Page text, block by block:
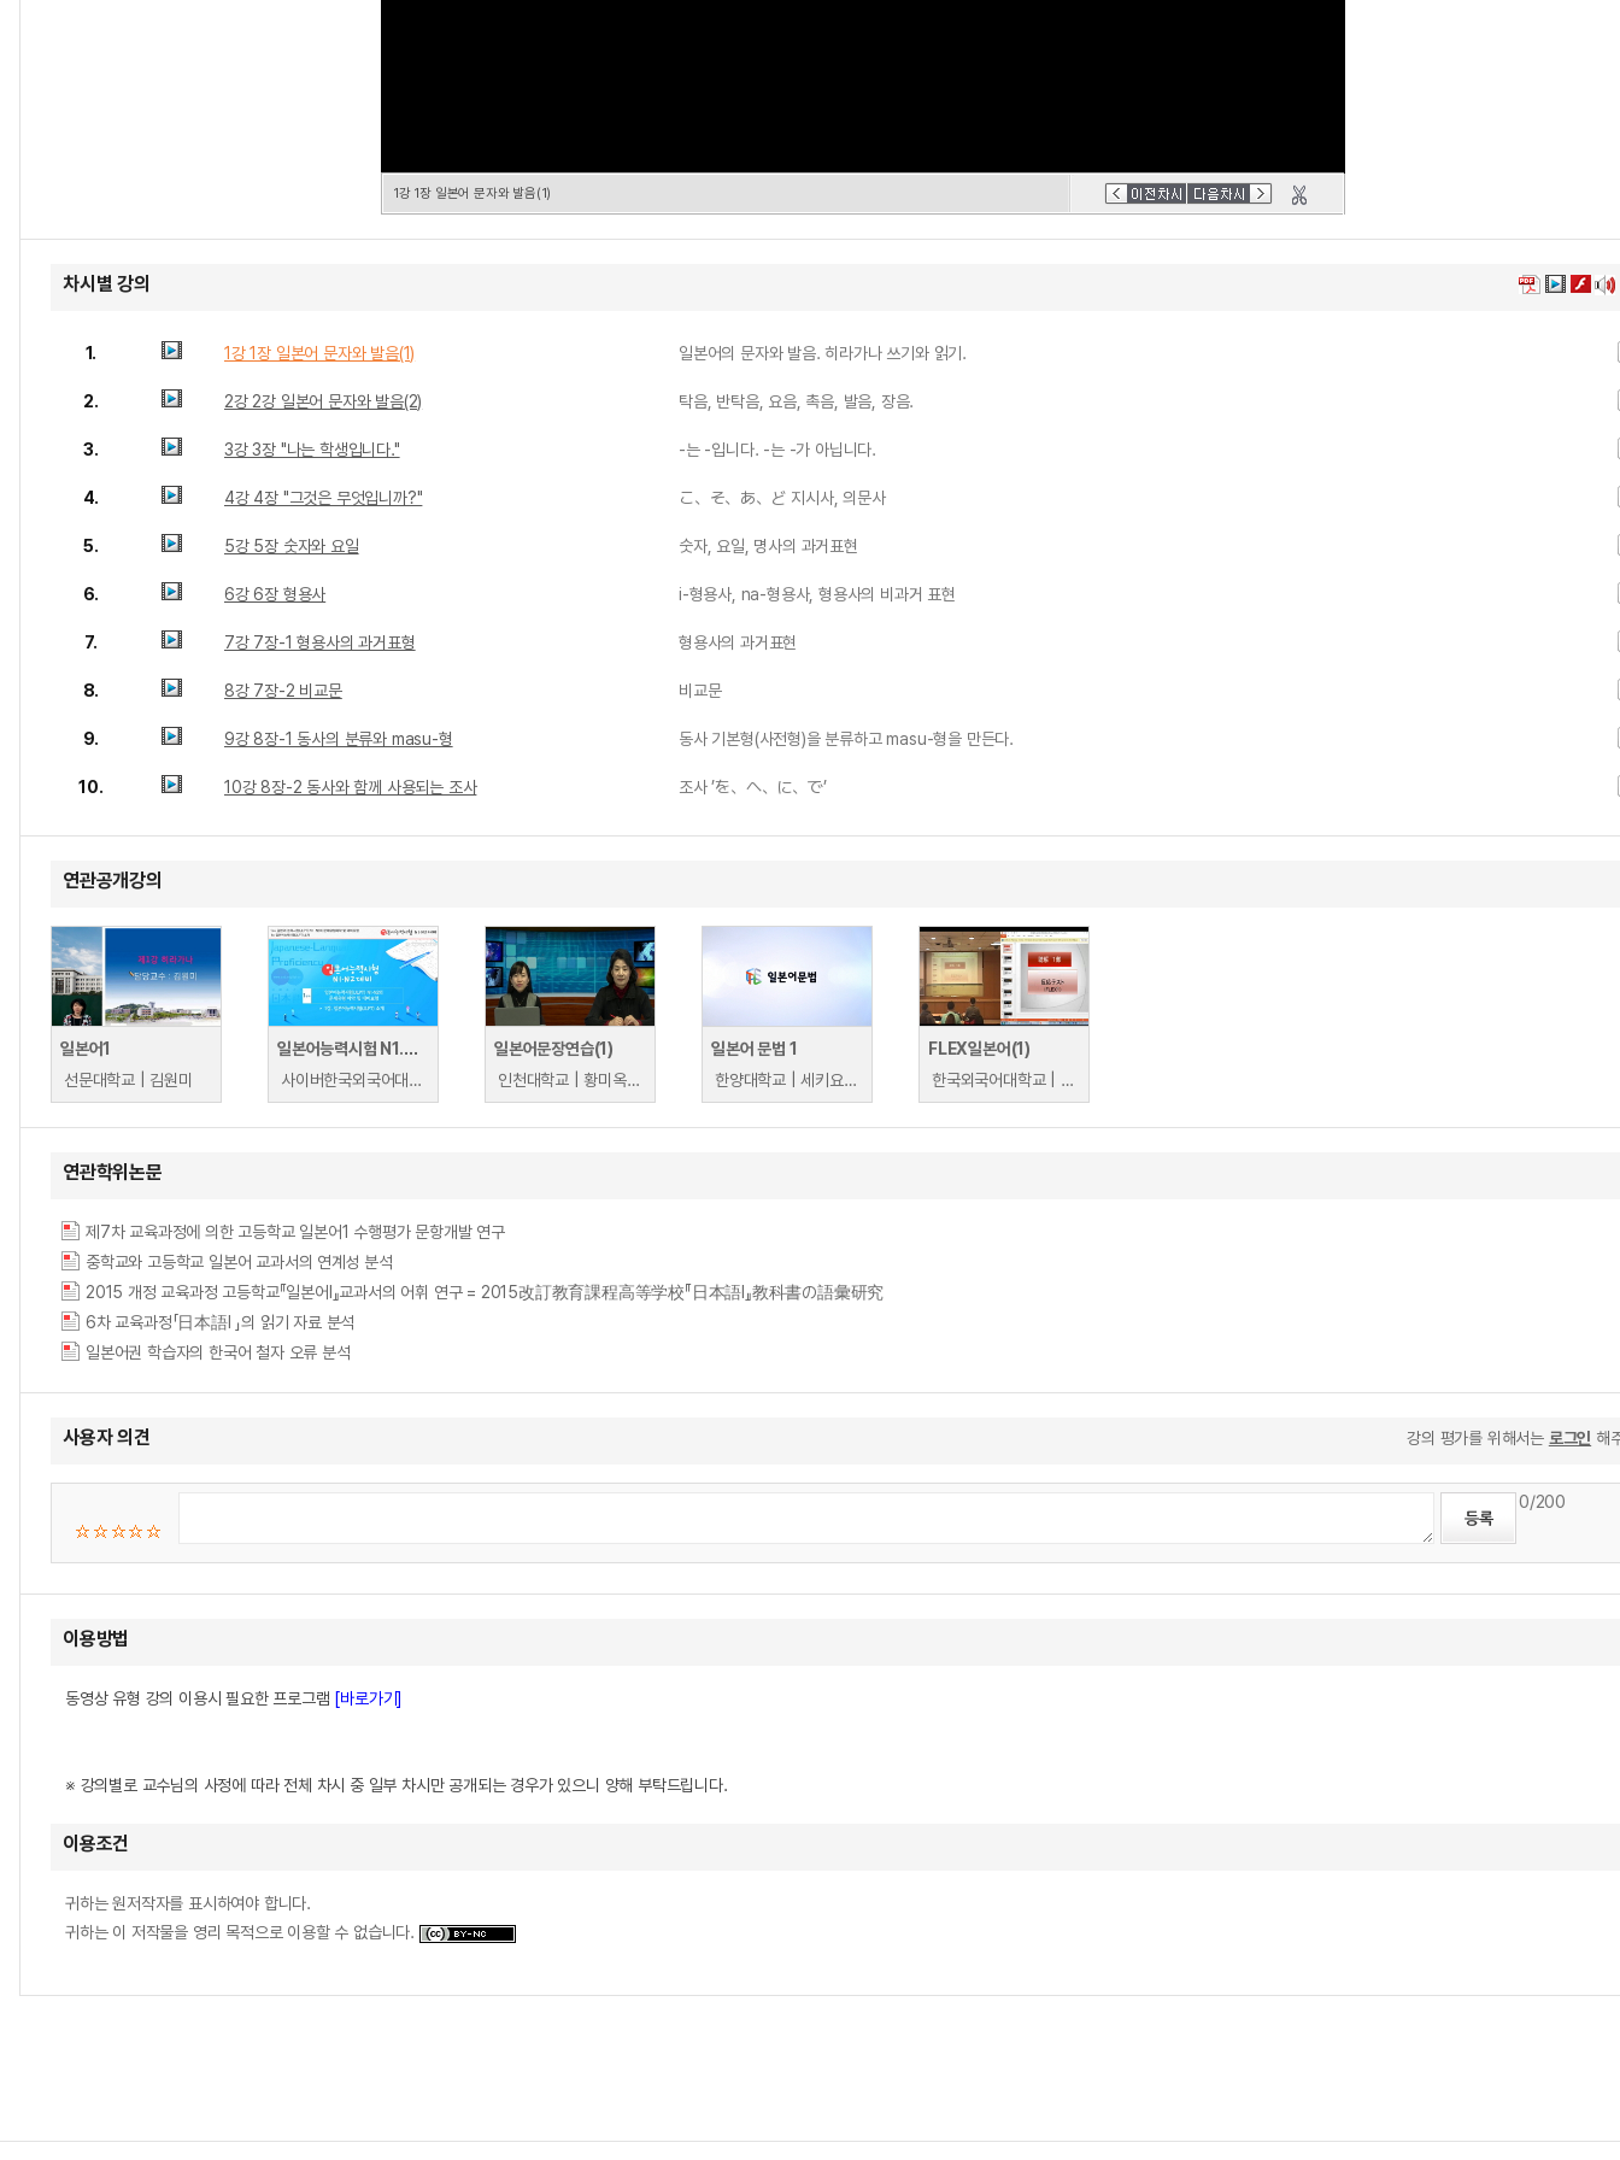
1강 1장 일본어 문자와 발음(1)
차시별 강의
1. 1강 1장 일본어 문자와 발음(1) 일본어의 문자와 발음. 히라가나 쓰기와 읽기.
2. 2강 2강 일본어 문자와 발음(2) 탁음, 반탁음, 요음, 촉음, 발음, 장음.
3. 3강 3장 "나는 학생입니다." -는 -입니다. -는 -가 아닙니다.
4. 4강 4장 "그것은 무엇입니까?" こ、そ、あ、ど 지시사, 의문사
5. 5강 5장 숫자와 요일 숫자, 요일, 명사의 과거표현
6. 6강 6장 형용사 i-형용사, na-형용사, 형용사의 비과거 표현
7. 7강 7장-1 형용사의 과거표형 형용사의 과거표현
8. 8강 7장-2 비교문 비교문
9. 9강 8장-1 동사의 분류와 masu-형 동사 기본형(사전형)을 분류하고 masu-형을 만든다.
10. 10강 8장-2 동사와 함께 사용되는 조사 조사 ’を、へ、に、で’
연관공개강의
일본어1
선문대학교 | 김원미
일본어능력시험 N1.N2대비
사이버한국외국어대학교 | 정현혁
일본어문장연습(1)
인천대학교 | 황미옥, 나카무라 유리
일본어 문법 1
한양대학교 | 세키요우코
FLEX일본어(1)
한국외국어대학교 | 동소현
연관학위논문
제7차 교육과정에 의한 고등학교 일본어1 수행평가 문항개발 연구
중학교와 고등학교 일본어 교과서의 연계성 분석
2015 개정 교육과정 고등학교『일본어Ⅰ』교과서의 어휘 연구 = 2015改訂教育課程高等学校『日本語Ⅰ』教科書の語彙研究
6차 교육과정「日本語Ⅰ 」의 읽기 자료 분석
일본어권 학습자의 한국어 철자 오류 분석
사용자 의견 강의 평가를 위해서는 로그인 해
0/200
이용방법
동영상 유형 강의 이용시 필요한 프로그램 [바로가기]
※ 강의별로 교수님의 사정에 따라 전체 차시 중 일부 차시만 공개되는 경우가 있으니 양해 부탁드립니다.
이용조건
귀하는 원저작자를 표시하여야 합니다.
귀하는 이 저작물을 영리 목적으로 이용할 수 없습니다.